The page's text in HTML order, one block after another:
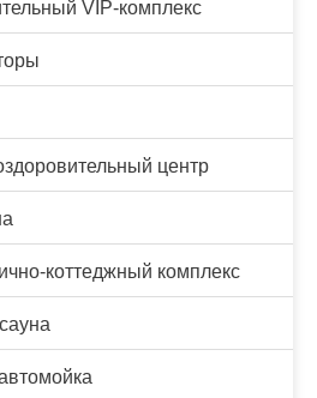
VIP-комплекс
центр
коттеджный комплекс